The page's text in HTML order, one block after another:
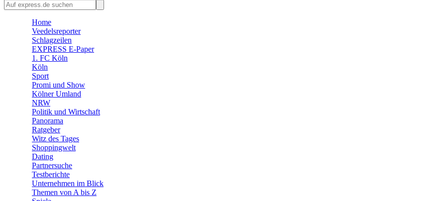
🛒 Shoppingwelt
Home
Veedelsreporter
Schlagzeilen
EXPRESS E-Paper
1. FC Köln
Köln
Sport
Promi und Show
Kölner Umland
NRW
Politik und Wirtschaft
Panorama
Ratgeber
Witz des Tages
Shoppingwelt
Dating
Partnersuche
Testberichte
Unternehmen im Blick
Themen von A bis Z